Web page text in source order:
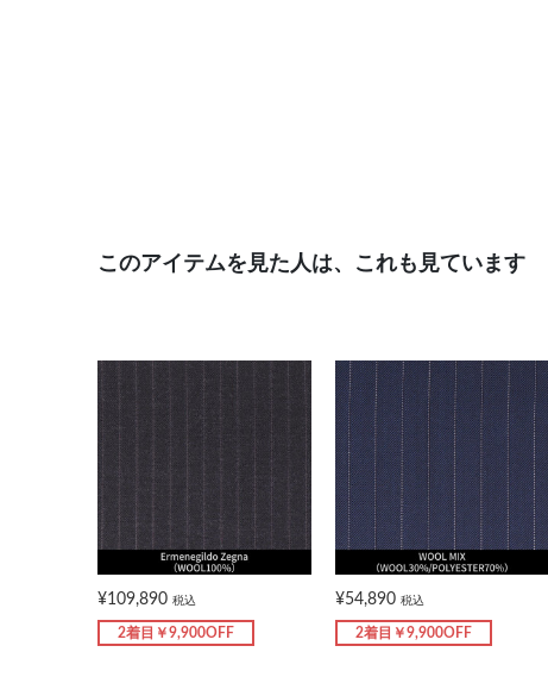
このアイテムを見た人は、これも見ています
¥109,890 税込
2着目￥9,900OFF
¥54,890 税込
2着目￥9,900OFF